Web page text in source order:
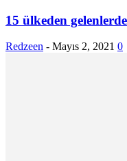
15 ülkeden
Redzeen - Mayıs 2, 2021 0